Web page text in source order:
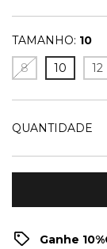
TAMANHO: 10
8
10 12
QUANTIDADE
Ganhe